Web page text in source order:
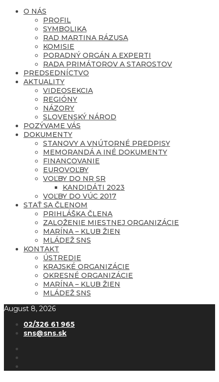
O NÁS
PROFIL
SYMBOLIKA
RAD MARTINA RÁZUSA
KOMISIE
PORADNÝ ORGÁN A EXPERTI
RADA PRIMÁTOROV A STAROSTOV
PREDSEDNÍCTVO
AKTUALITY
VIDEOSEKCIA
REGIÓNY
NÁZORY
SLOVENSKÝ NÁROD
POZÝVAME VÁS
DOKUMENTY
STANOVY A VNÚTORNÉ PREDPISY
MEMORANDÁ A INÉ DOKUMENTY
FINANCOVANIE
EUROVOĽBY
VOĽBY DO NR SR
KANDIDÁTI 2023
VOĽBY DO VÚC 2017
STAŤ SA ČLENOM
PRIHLÁŠKA ČLENA
ZALOŽENIE MIESTNEJ ORGANIZÁCIE
MARÍNA – KLUB ŽIEN
MLÁDEŽ SNS
KONTAKT
ÚSTREDIE
KRAJSKÉ ORGANIZÁCIE
OKRESNÉ ORGANIZÁCIE
MARÍNA – KLUB ŽIEN
MLÁDEŽ SNS
August 8, 2026
02/326 61 965
sns@sns.sk